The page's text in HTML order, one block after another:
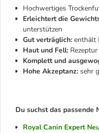
Hochwertiges
Erleichtert die
unterstützen
Gut verträglich: enthält
Haut und Fell:
Komplett und
Hohe Akzeptanz: sehr
Du suchst das passende
Royal Canin Expert